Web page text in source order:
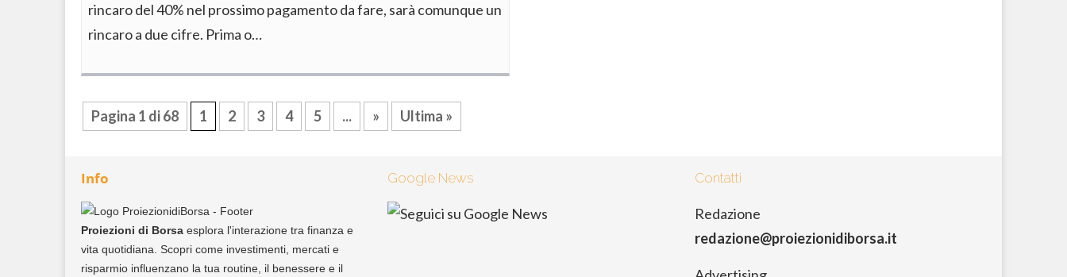
rincaro del 40% nel prossimo pagamento da fare, sarà comunque un
rincaro a due cifre. Prima o…
Pagina 1 di 68 1 2 3 4 5 ... » Ultima »
Info
Proiezioni di Borsa esplora l'interazione tra finanza e
vita quotidiana. Scopri come investimenti, mercati e
risparmio influenzano la tua routine, il benessere e il
Google News Contatti
Redazione
redazione@proiezionidiborsa.it